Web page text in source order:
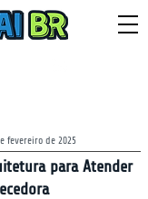
fevereiro de 2025
para Atender